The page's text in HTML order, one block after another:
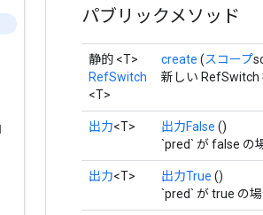
パブリックメソッド
静的 <T>
RefSwitch
<T>
create (スコープ
新しい RefSwitch
出力<T> 出力False ()
`pred` が false の
出力<T> 出力True ()
`pred` が true の